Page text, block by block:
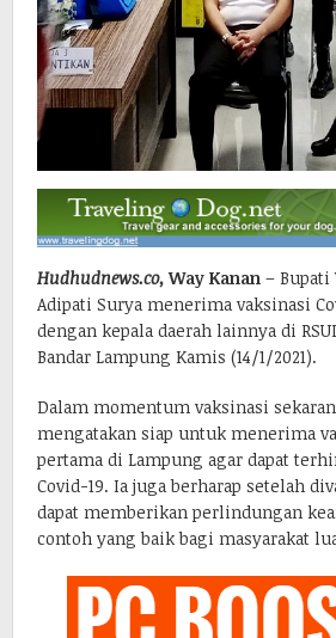
Hudhudnews.co,Way Kanan – Bupati
Adipati Surya menerima vaksinasi
dengan kepala daerah lainnya di
Bandar Lampung Kamis (14/1/2021).
Dalam momentum vaksinasi
mengatakan siap untuk menerima
pertama di Lampung agar dapat
Covid-19. Ia juga berharap setelah
dapat memberikan perlindungan
contoh yang baik bagi masyarakat